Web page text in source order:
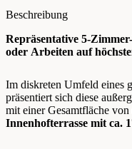
Beschreibung
Repräsentative 5-
oder Arbeiten auf
Im diskreten Umfeld eines
präsentiert sich diese
mit einer Gesamtfläche von
Innenhofterrasse mit ca.